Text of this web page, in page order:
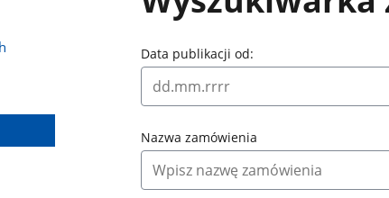
Data publikacji od:
Nazwa zamówienia